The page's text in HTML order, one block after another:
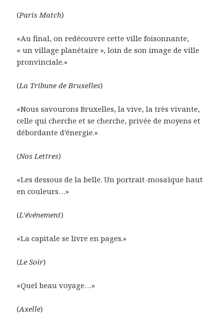
(Paris Match)
«Au final, on redécouvre cette ville foisonnante,
« un village planétaire », loin de son image de ville
pronvinciale.»
(La Tribune de Bruxelles)
«Nous savourons Bruxelles, la vive, la très vivante,
celle qui cherche et se cherche, privée de moyens et
débordante d’énergie.»
(Nos Lettres)
«Les dessous de la belle. Un portrait-mosaïque haut
en couleurs…»
(L’événement)
«La capitale se livre en pages.»
(Le Soir)
«Quel beau voyage…»
(Axelle)